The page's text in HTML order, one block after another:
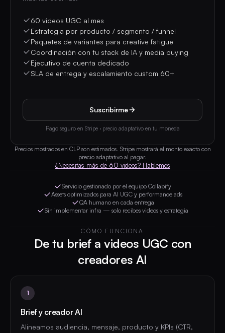
60 videos UGC al mes
Estrategia por producto / segmento / funnel
Paquetes de variantes para creative fatigue
Coordinación con tu stack de IA y media buying
Ejecutivo de cuenta dedicado
SLA de entrega y escalamiento custom 60+
Suscribirme
Pago seguro en Stripe · precio adaptativo en tu moneda
Precios mostrados en CLP son estimados. Stripe mostrará el monto exacto con
precio adaptativo al pagar.
¿Necesitas más de 60 videos? Hablemos
Servicio gestionado por el equipo Collabify
Assets optimizados para AI UGC y performance ads
QA humano en cada entrega
Sin implementar infra — solo recibes videos y estrategia
CÓMO FUNCIONA
De tu brief a videos UGC con
creadores AI
1
Brief y creador AI
Alineamos audiencia, mensaje, producto y KPIs (CTR,